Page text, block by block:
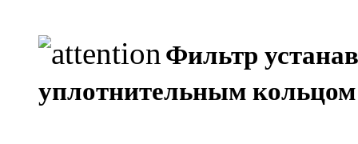
Фильтр
уплотнительным кольцом